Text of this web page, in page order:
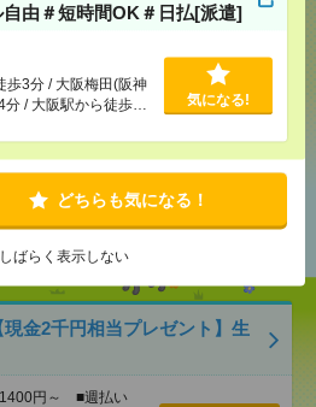
由＃短時間OK＃日払[派遣]
歩3分 / 大阪梅田(阪神
/ 大阪駅から徒歩4
気になる!
どちらも気になる！
しばらく表示しない
LINE で送る
ツイート ブックマーク
歴からの
め
金2千円相当プレゼント】生
1400円～ ■週払い